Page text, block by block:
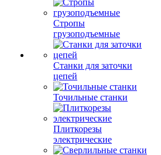
Стропы
грузоподъемные
Станки для заточки
цепей
Точильные станки
Плиткорезы
электрические